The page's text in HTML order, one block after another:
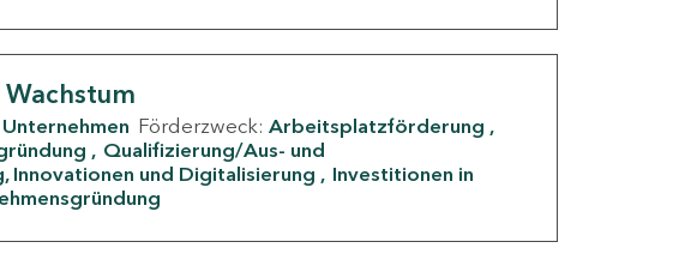
Unternehmen Förderzweck: Arbeitsplatzförderung
Qualifizierung/Aus- und
Innovationen und Digitalisierung
Investitionen in